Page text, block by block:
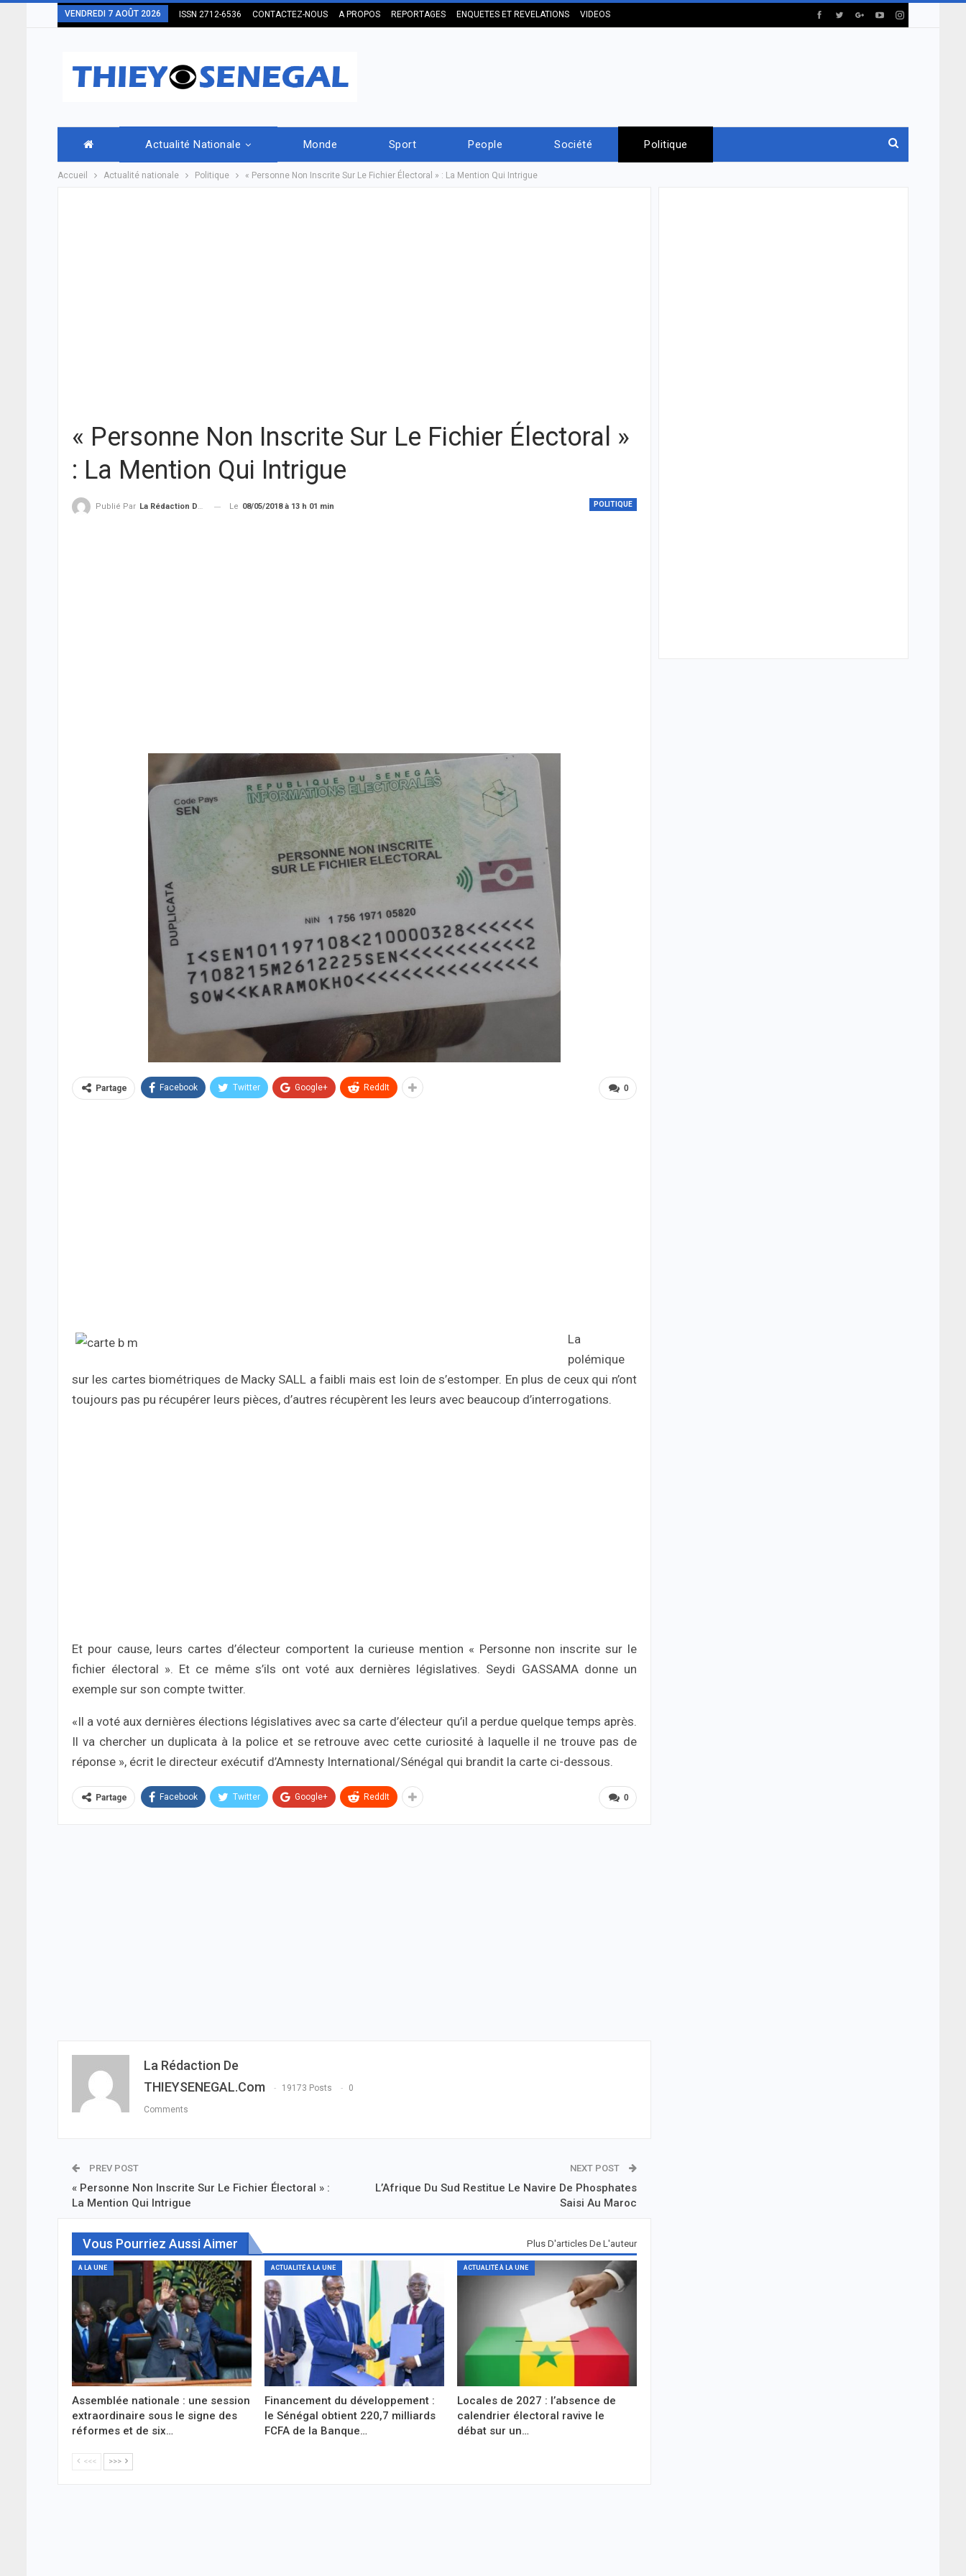
VENDREDI 7 AOÛT 2026 ISSN 2712-6536 CONTACTEZ-NOUS A PROPOS REPORTAGES ENQUETES ET REVELATIONS VIDEOS
Actualité Nationale Monde Sport People Société Politique
Accueil Actualité nationale Politique « Personne Non Inscrite Sur Le Fichier Électoral » : La Mention Qui Intrigue
« Personne Non Inscrite Sur Le Fichier Électoral »
: La Mention Qui Intrigue
POLITIQUE
Publié Par La Rédaction De THIEYSENEGAL.com Le 08/05/2018 à 13 h 01 min
0
Partage Facebook Twitter Google+ ReddIt
La
polémique
sur les cartes biométriques de Macky SALL a faibli mais est loin de s’estomper. En plus de ceux qui n’ont
toujours pas pu récupérer leurs pièces, d’autres récupèrent les leurs avec beaucoup d’interrogations.
Et pour cause, leurs cartes d’électeur comportent la curieuse mention « Personne non inscrite sur le
fichier électoral ». Et ce même s’ils ont voté aux dernières législatives. Seydi GASSAMA donne un
exemple sur son compte twitter.
«Il a voté aux dernières élections législatives avec sa carte d’électeur qu’il a perdue quelque temps après.
Il va chercher un duplicata à la police et se retrouve avec cette curiosité à laquelle il ne trouve pas de
réponse », écrit le directeur exécutif d’Amnesty International/Sénégal qui brandit la carte ci-dessous.
0
Partage Facebook Twitter Google+ ReddIt
La Rédaction De
THIEYSENEGAL.com
19173 Posts 0
Comments
PREV POST
« Personne Non Inscrite Sur Le Fichier Électoral » :
La Mention Qui Intrigue
NEXT POST
L’Afrique Du Sud Restitue Le Navire De Phosphates
Saisi Au Maroc
Vous Pourriez Aussi Aimer Plus D'articles De L'auteur
A LA UNE
Assemblée nationale : une session
extraordinaire sous le signe des
réformes et de six…
ACTUALITÉ À LA UNE
Financement du développement :
le Sénégal obtient 220,7 milliards
FCFA de la Banque…
ACTUALITÉ À LA UNE
Locales de 2027 : l’absence de
calendrier électoral ravive le
débat sur un…
<<< >>>